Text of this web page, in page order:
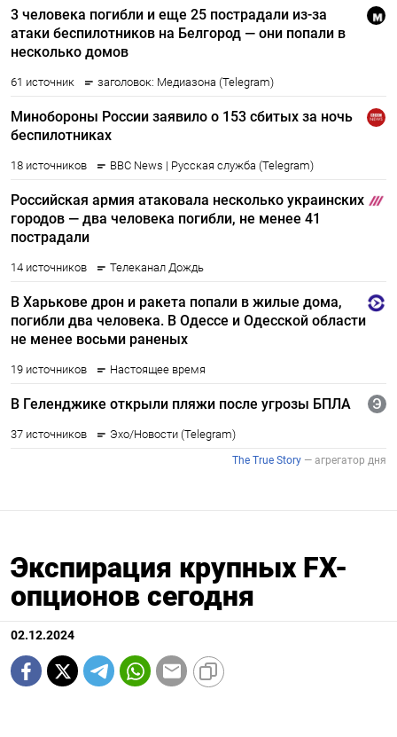
Экспирация крупных FX-
опционов сегодня
02.12.2024